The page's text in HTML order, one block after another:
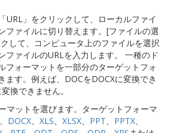
URL」をクリックして、ローカルファイ
ファイルに切り替えます。[ファイルの選
して、コンピュータ上のファイルを選択
ファイルのURLを入力します。 一種のド
フォーマットを一部分のターゲットフォ
ます。例えば、DOCをDOCXに変換でき
換できません。
マットを選びます。ターゲットフォーマ
、 DOCX、 XLS、 XLSX、 PPT、 PPTX、